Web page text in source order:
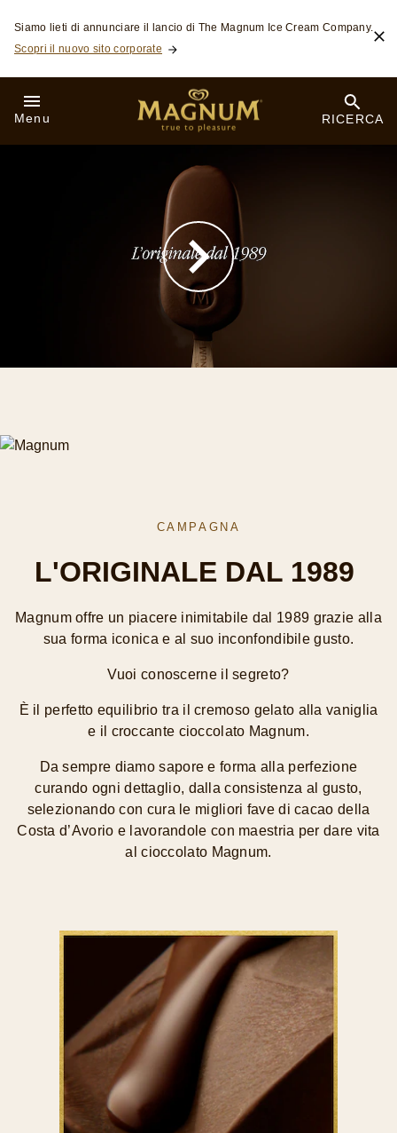
Skip to:
Siamo lieti di annunciare il lancio di The Magnum Ice Cream Company.
Scopri il nuovo sito corporate
Menu RICERCA
CAMPAGNA
L'ORIGINALE DAL 1989
Magnum offre un piacere inimitabile dal 1989 grazie alla
sua forma iconica e al suo inconfondibile gusto.
Vuoi conoscerne il segreto?
È il perfetto equilibrio tra il cremoso gelato alla vaniglia
e il croccante cioccolato Magnum.
Da sempre diamo sapore e forma alla perfezione
curando ogni dettaglio, dalla consistenza al gusto,
selezionando con cura le migliori fave di cacao della
Costa d’Avorio e lavorandole con maestria per dare vita
al cioccolato Magnum.